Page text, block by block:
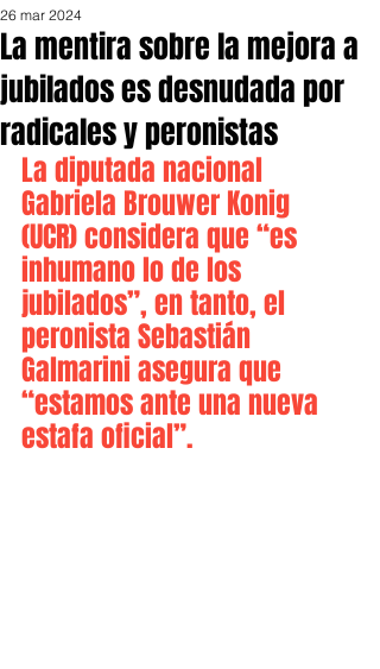
La mentira sobre la mejora a
jubilados es desnudada por
radicales y peronistas
26 mar 2024
La diputada nacional
Gabriela Brouwer Konig
(UCR) considera que “es
inhumano lo de los
jubilados”, en tanto, el
peronista Sebastián
Galmarini asegura que
“estamos ante una nueva
estafa oficial”.